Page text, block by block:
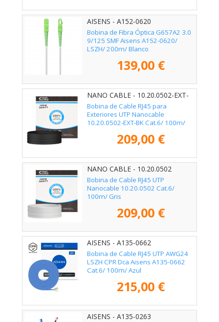
AISENS - A152-0620
Bobina de Fibra Óptica G657A2 3.0
9/125 SMF Aisens A152-0620/
LSZH/ 200m/ Blanco
139,00 €
NANO CABLE - 10.20.0502-EXT-
BK
Bobina de Cable RJ45 para
Exteriores UTP Nanocable
10.20.0502-EXT-BK Cat.6/ 100m/
209,00 €
NANO CABLE - 10.20.0502
Bobina de Cable RJ45 UTP
Nanocable 10.20.0502 Cat.6/
100m/ Gris
209,00 €
AISENS - A135-0662
Bobina de Cable RJ45 UTP AWG24
LSZH CPR Dca Aisens A135-0662
Cat.6/ 100m/ Azul
215,00 €
AISENS - A135-0263